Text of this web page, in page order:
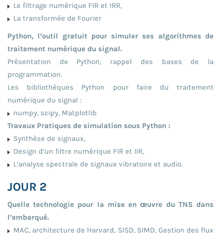
Le filtrage numérique FIR et IRR,
La transformée de Fourier
Python, l’outil gratuit pour simuler ses algorithmes de
traitement numérique du signal.
Présentation de Python, rappel des bases de la
programmation.
Les bibliothèques Python pour faire du traitement
numérique du signal :
numpy, scipy, Matplotlib
Travaux Pratiques de simulation sous Python :
Synthèse de signaux,
Design d’un filtre numérique FIR et IIR,
L’analyse spectrale de signaux vibratoire et audio.
JOUR 2
Quelle technologie pour la mise en œuvre du TNS dans
l’embarqué.
MAC, architecture de Harvard, SISD, SIMD, Gestion des flux